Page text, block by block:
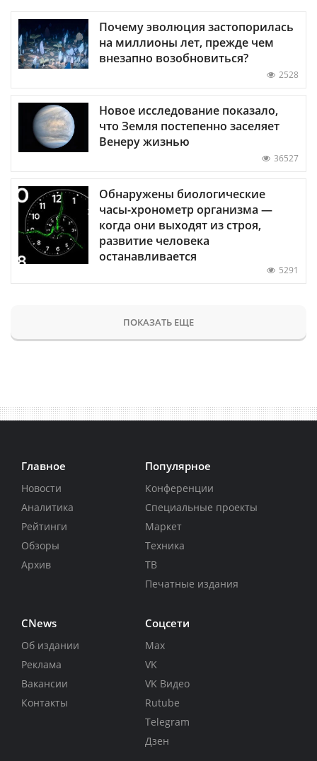
Почему эволюция застопорилась
на миллионы лет, прежде чем
внезапно возобновиться?
2528
Новое исследование показало,
что Земля постепенно заселяет
Венеру жизнью
36527
Обнаружены биологические
часы-хронометр организма —
когда они выходят из строя,
развитие человека
останавливается
5291
ПОКАЗАТЬ ЕЩЕ
Главное
Новости
Аналитика
Рейтинги
Обзоры
Архив
Популярное
Конференции
Специальные проекты
Маркет
Техника
ТВ
Печатные издания
CNews
Об издании
Реклама
Вакансии
Контакты
Соцсети
Max
VK
VK Видео
Rutube
Telegram
Дзен